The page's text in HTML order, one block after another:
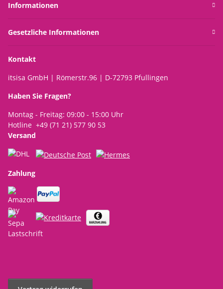
Informationen
Gesetzliche Informationen
Kontakt
itsisa GmbH | Römerstr.96 | D-72793 Pfullingen
Haben Sie Fragen?
Montag - Freitag: 09:00 - 15:00 Uhr
Hotline +49 (71 21) 577 90 53
Versand
Zahlung